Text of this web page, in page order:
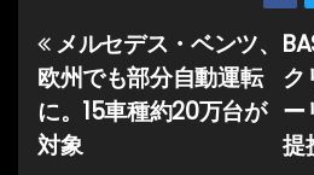
投
稿
ナ
ク
ー
提
メルセデス・ベンツ、
欧州でも部分自動運転
に。15車種約20万台が
対象